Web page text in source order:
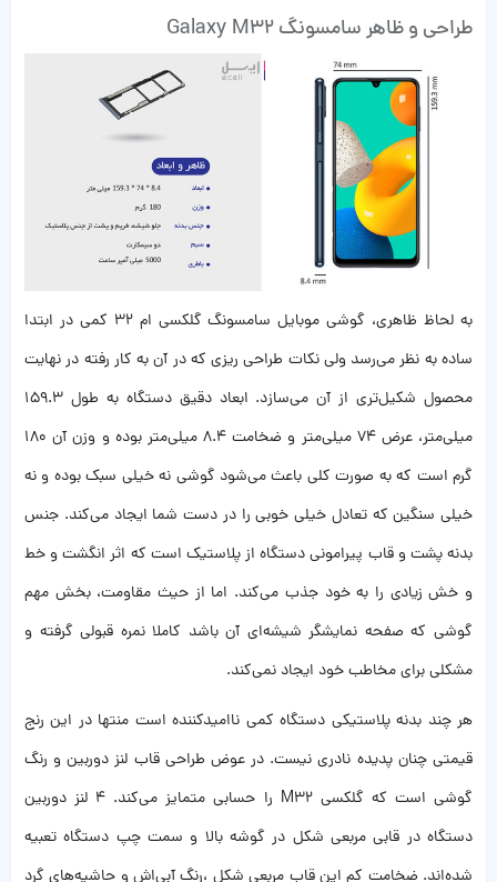
طراحی و ظاهر سامسونگ Galaxy M32
به لحاظ ظاهری، گوشی موبایل سامسونگ گلکسی ام 32 کمی در ابتدا
ساده به نظر می‌رسد ولی نکات طراحی ریزی که در آن به کار رفته در نهایت
محصول شکیل‌تری از آن می‌سازد. ابعاد دقیق دستگاه به طول 159.3
میلی‌متر، عرض 74 میلی‌متر و ضخامت 8.4 میلی‌متر بوده و وزن آن 180
گرم است که به صورت کلی باعث می‌شود گوشی نه خیلی سبک بوده و نه
خیلی سنگین که تعادل خیلی خوبی را در دست شما ایجاد می‌کند. جنس
بدنه پشت و قاب پیرامونی دستگاه از پلاستیک است که اثر انگشت و خط
و خش زیادی را به خود جذب می‌کند. اما از حیث مقاومت، بخش مهم
گوشی که صفحه نمایشگر شیشه‌ای آن باشد کاملا نمره قبولی گرفته و
مشکلی برای مخاطب خود ایجاد نمی‌کند.
هر چند بدنه پلاستیکی دستگاه کمی ناامید‌کننده است منتها در این رنج
قیمتی چنان پدیده نادری نیست. در عوض طراحی قاب لنز دوربین و رنگ
گوشی است که گلکسی M32 را حسابی متمایز می‌کند. 4 لنز دوربین
دستگاه در قابی مربعی شکل در گوشه بالا و سمت چپ دستگاه تعبیه
شده‌اند. ضخامت کم این قاب مربعی شکل ،رنگ آبی‌اش و حاشیه‌های گرد